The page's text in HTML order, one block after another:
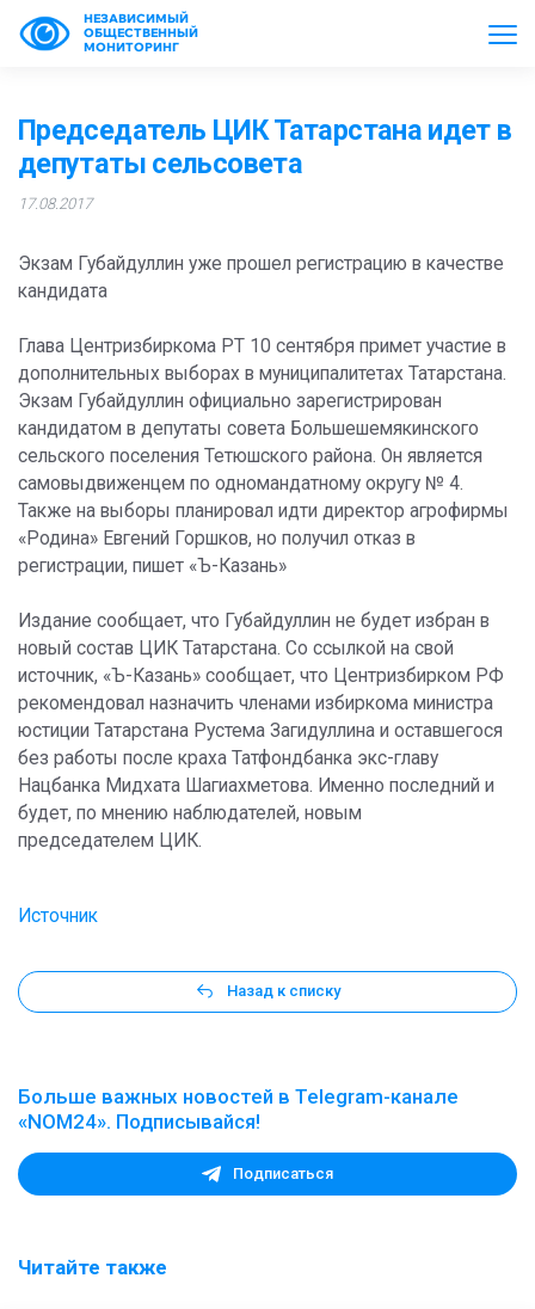
НЕЗАВИСИМЫЙ
ОБЩЕСТВЕННЫЙ
МОНИТОРИНГ
Председатель ЦИК Татарстана идет в
депутаты сельсовета
17.08.2017
Экзам Губайдуллин уже прошел регистрацию в качестве
кандидата
Глава Центризбиркома РТ 10 сентября примет участие в
дополнительных выборах в муниципалитетах Татарстана.
Экзам Губайдуллин официально зарегистрирован
кандидатом в депутаты совета Большешемякинского
сельского поселения Тетюшского района. Он является
самовыдвиженцем по одномандатному округу № 4.
Также на выборы планировал идти директор агрофирмы
«Родина» Евгений Горшков, но получил отказ в
регистрации, пишет «Ъ-Казань»
Издание сообщает, что Губайдуллин не будет избран в
новый состав ЦИК Татарстана. Со ссылкой на свой
источник, «Ъ-Казань» сообщает, что Центризбирком РФ
рекомендовал назначить членами избиркома министра
юстиции Татарстана Рустема Загидуллина и оставшегося
без работы после краха Татфондбанка экс-главу
Нацбанка Мидхата Шагиахметова. Именно последний и
будет, по мнению наблюдателей, новым
председателем ЦИК.
Источник
Назад к списку
Больше важных новостей в Telegram-канале
«NOM24». Подписывайся!
Подписаться
Читайте также